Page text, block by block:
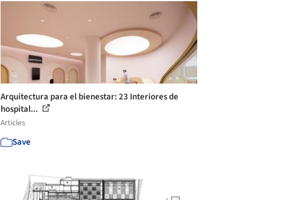
Arquitectura para el bienestar: 23 Interiores de
hospital...
Articles
Save